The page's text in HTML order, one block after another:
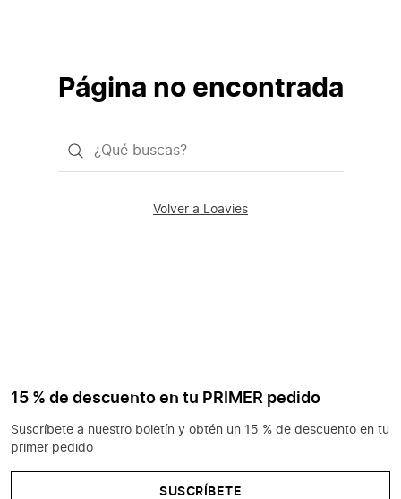
Página no encontrada
¿Qué
Volver a Loavies
15 % de descuento en tu PRIMER pedido
Suscríbete a nuestro boletín y obtén un 15 % de descuento en tu
primer pedido
SUSCRÍBETE